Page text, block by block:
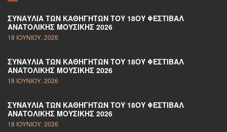
ΣΥΝΑΥΛΊΑ ΤΩΝ ΚΑΘΗΓΗΤΏΝ ΤΟΥ 18ΟΥ ΦΕΣΤΙΒΆΛ
ΑΝΑΤΟΛΙΚΉΣ ΜΟΥΣΙΚΉΣ 2026
18 ΙΟΥΝΊΟΥ, 2026
ΣΥΝΑΥΛΊΑ ΤΩΝ ΚΑΘΗΓΗΤΏΝ ΤΟΥ 18ΟΥ ΦΕΣΤΙΒΆΛ
ΑΝΑΤΟΛΙΚΉΣ ΜΟΥΣΙΚΉΣ 2026
18 ΙΟΥΝΊΟΥ, 2026
ΣΥΝΑΥΛΊΑ ΤΩΝ ΚΑΘΗΓΗΤΏΝ ΤΟΥ 18ΟΥ ΦΕΣΤΙΒΆΛ
ΑΝΑΤΟΛΙΚΉΣ ΜΟΥΣΙΚΉΣ 2026
18 ΙΟΥΝΊΟΥ, 2026